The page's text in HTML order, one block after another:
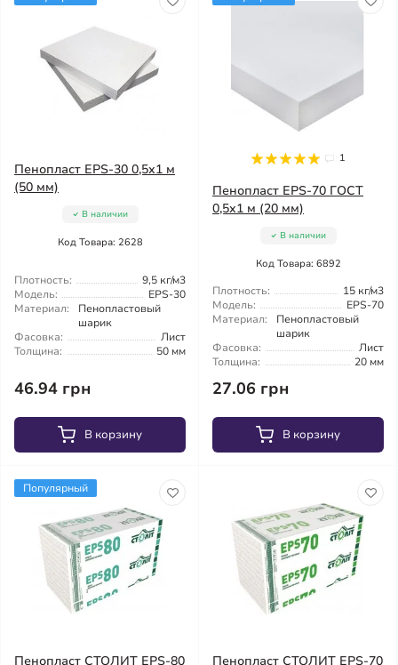
Пенопласт EPS-30 0,5х1 м
(50 мм)
В наличии
Код Товара: 2628
Плотность:
9,5 кг/м3
Модель:
EPS-30
Материал:
Пенопластовый
шарик
Фасовка:
Лист
Толщина:
50 мм
46.94 грн
В корзину
1
Пенопласт EPS-70 ГОСТ
0,5х1 м (20 мм)
В наличии
Код Товара: 6892
Плотность:
15 кг/м3
Модель:
EPS-70
Материал:
Пенопластовый
шарик
Фасовка:
Лист
Толщина:
20 мм
27.06 грн
В корзину
Популярный
Пенопласт СТОЛИТ EPS-80
Пенопласт СТОЛИТ EPS-70